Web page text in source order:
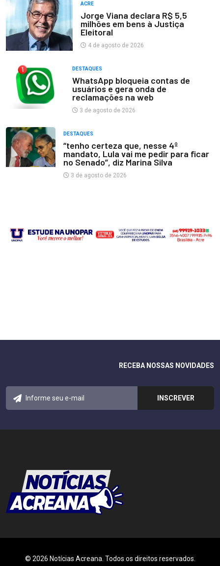
ACRE
Jorge Viana declara R$ 5,5
milhões em bens à Justiça
Eleitoral
4 de agosto de 2026
DESTAQUES
WhatsApp bloqueia contas de
usuários e gera onda de
reclamações na web
3 de agosto de 2026
DESTAQUES
“tenho certeza que, nesse 4º
mandato, Lula vai me pedir para ficar
no Senado”, diz Marina Silva
3 de agosto de 2026
RECEBA NOSSAS NOVIDADES
© 2026 Notícias Acreana. Todos os direitos reservados.